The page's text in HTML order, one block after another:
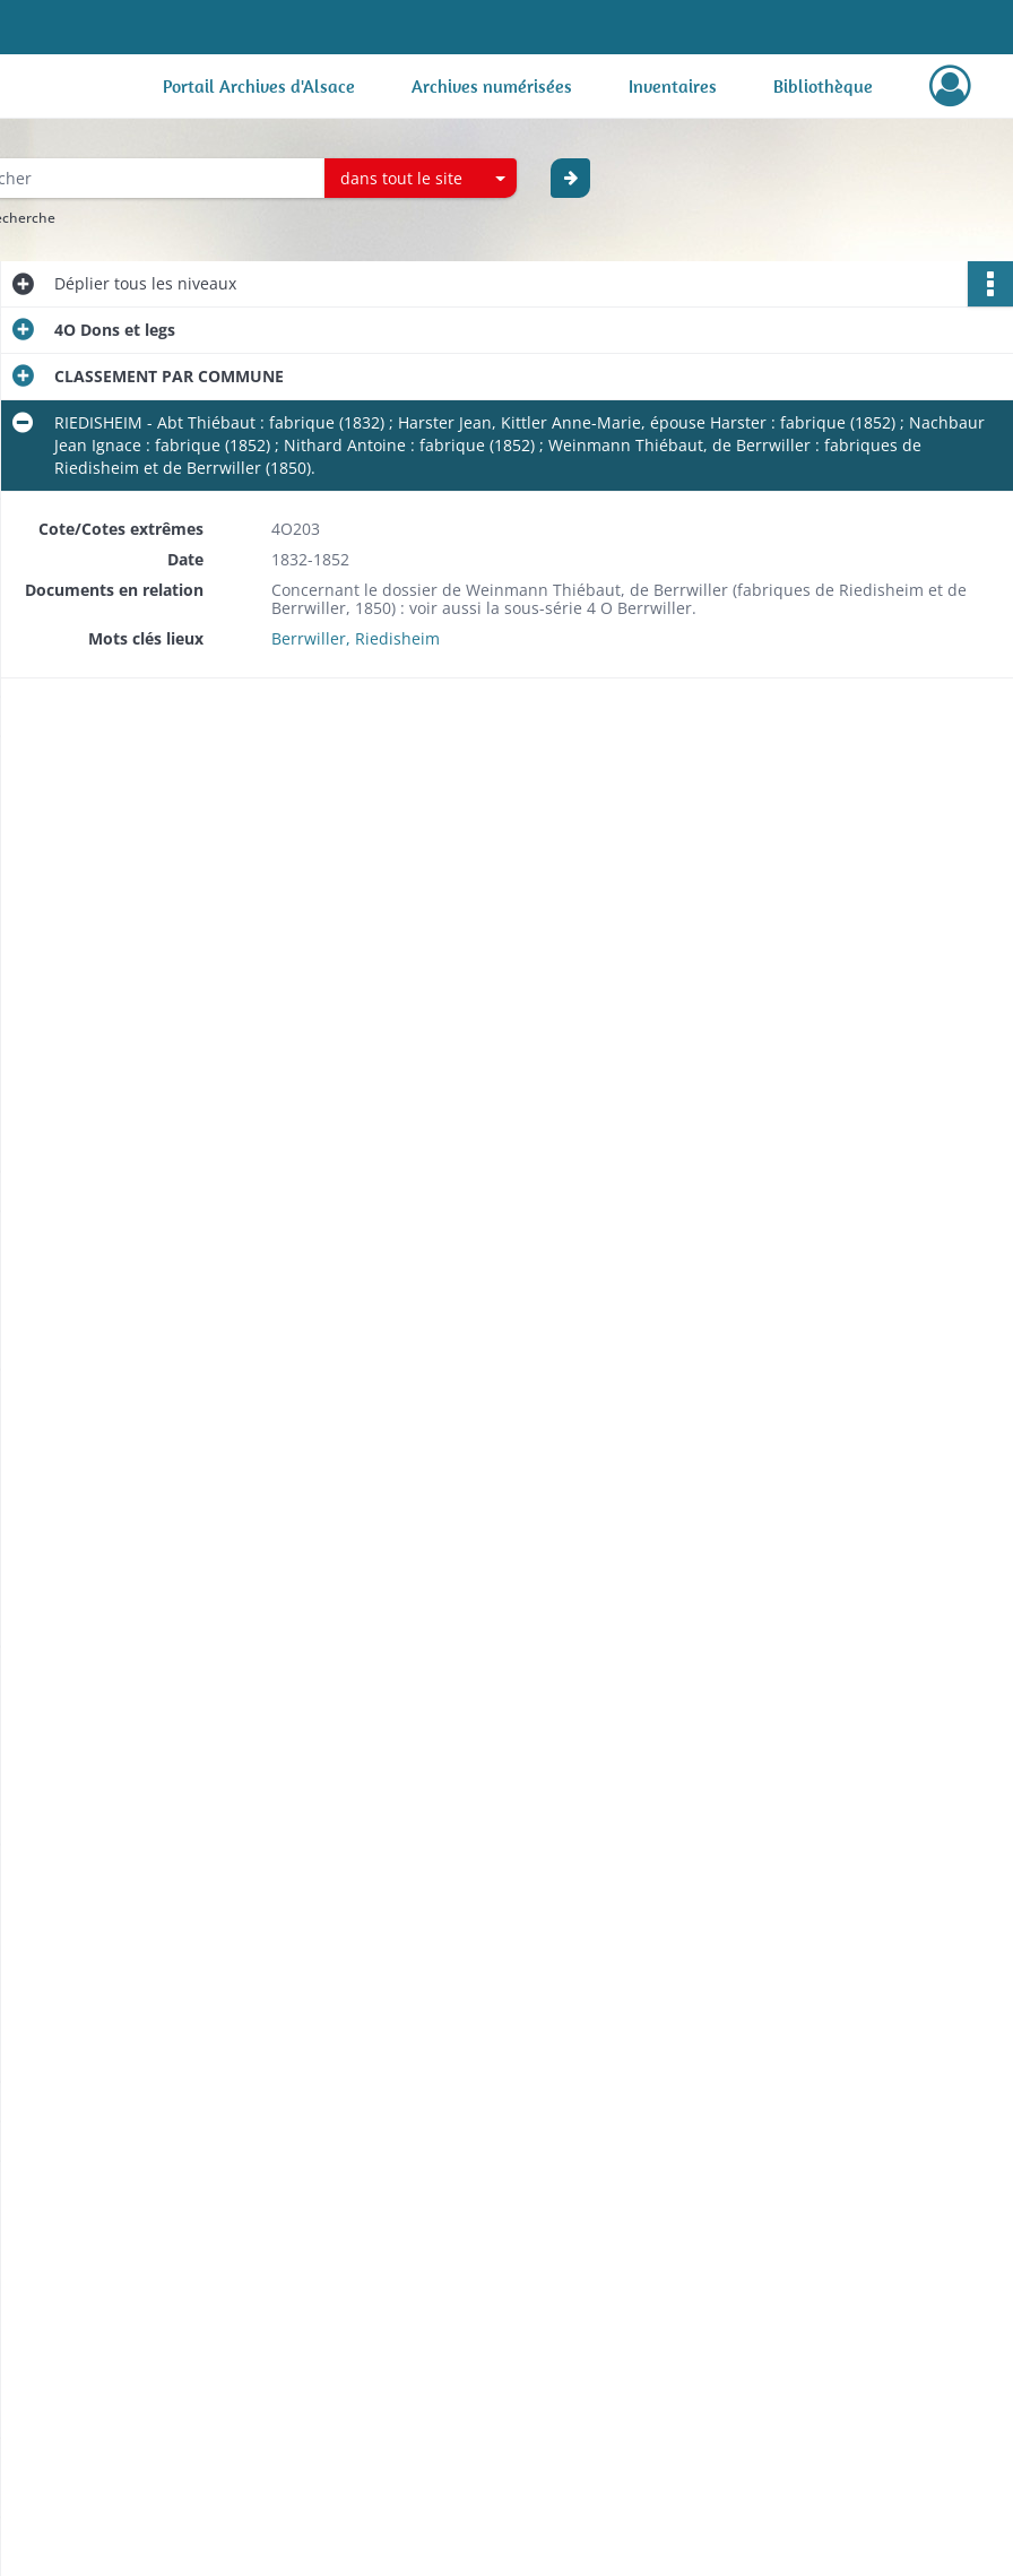
Portail Archives d'Alsace Archives numérisées Inventaires Bibliothèque
dans tout le site
Dépliertous les niveaux
4O Dons et legs
CLASSEMENT PAR COMMUNE
RIEDISHEIM - Abt Thiébaut : fabrique (1832) ; Harster Jean, Kittler Anne-Marie, épouse Harster : fabrique (1852) ; Nachbaur
Jean Ignace : fabrique (1852) ; Nithard Antoine : fabrique (1852) ; Weinmann Thiébaut, de Berrwiller : fabriques de
Riedisheim et de Berrwiller (1850).
Cote/Cotes extrêmes
4O203
Date
1832-1852
Documents en relation
Concernant le dossier de Weinmann Thiébaut, de Berrwiller (fabriques de Riedisheim et de
Berrwiller, 1850) : voir aussi la sous-série 4 O Berrwiller.
Mots clés lieux
Berrwiller, Riedisheim